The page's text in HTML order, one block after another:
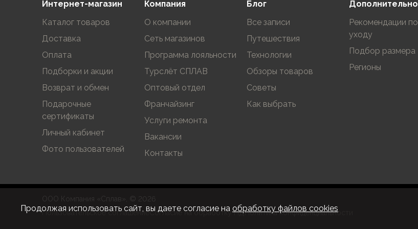
Аксессуары для обуви
Уход за обувью
Шнурки, стельки
Сушилки для обуви
Клей
Ледоступы
Женская обувь
Ботинки
Кроссовки
Сапоги
Гамаши, бахилы
Уход за обувью
Клей
Ледоступы
Аксессуары
Интернет-магазин
Каталог товаров
Доставка
Оплата
Подборки и акции
Возврат и обмен
Подарочные
сертификаты
Личный кабинет
Фото пользователей
Компания
О компании
Сеть магазинов
Программа лояльности
Турслёт СПЛАВ
Оптовый отдел
Франчайзинг
Услуги ремонта
Вакансии
Контакты
Блог
Все записи
Путешествия
Технологии
Обзоры товаров
Советы
Как выбрать
Дополнительно
Рекомендации по
уходу
Подбор размера
Регионы
ООО Компания «Сплав», © 2026
Пользовательское соглашениеСогласие на обработку ПДПолитика конфиденциальности
Продолжая использовать сайт, вы даете согласие на обработку файлов cookies